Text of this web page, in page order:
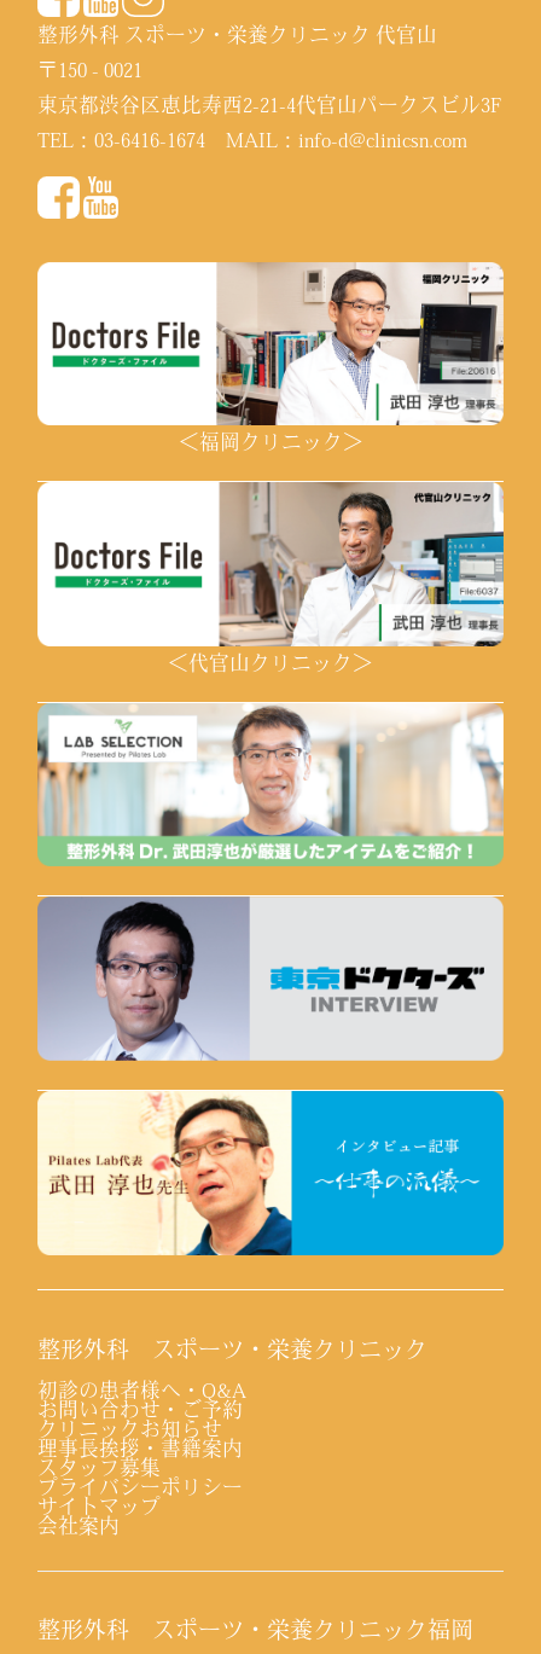
整形外科 スポーツ・栄養クリニック 代官山
〒150 - 0021
東京都渋谷区恵比寿西2-21-4代官山パークスビル3F
TEL：03-6416-1674 MAIL：info-d@clinicsn.com
＜福岡クリニック＞
＜代官山クリニック＞
整形外科 スポーツ・栄養クリニック
初診の患者様へ・Q&A
お問い合わせ・ご予約
クリニックお知らせ
理事長挨拶・書籍案内
スタッフ募集
プライバシーポリシー
サイトマップ
会社案内
整形外科 スポーツ・栄養クリニック福岡